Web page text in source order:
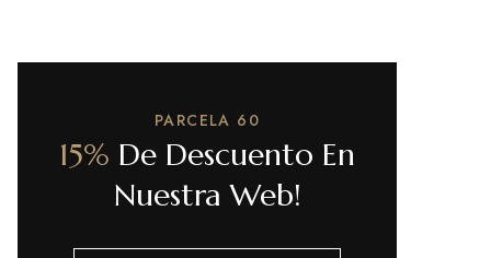
PARCELA 60
15% De Descuento En
Nuestra Web!